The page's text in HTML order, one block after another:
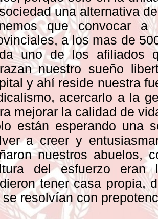
una alternativa
que convocar a
a los mas de
uno de los afiliados
nuestro sueño
y ahí reside nuestra
acercarlo a la
mejorar la calidad de
están esperando una
a creer y
nuestros abuelos,
del esfuerzo eran
tener casa propia,
se resolvían con